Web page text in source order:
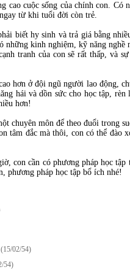
cao cuộc sống của chính con.
từ khi tuổi đời còn trẻ.
biết hy sinh và trả giá bằng
kinh nghiệm, kỹ năng nghề
tranh của con sẽ rất thấp, và
hơn ở đội ngũ người lao động,
hái và dồn sức cho học tập, rèn
hơn!
chuyên môn để theo đuổi trong
tâm đắc mà thôi, con có thể đào
con cần có phương pháp học
phương pháp học tập bổ ích nhé!
(15/02/54)
54)